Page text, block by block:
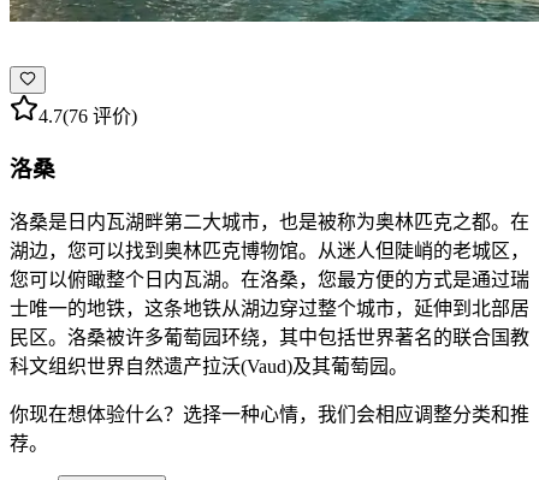
4.7(76 评价)
洛桑
洛桑是日内瓦湖畔第二大城市，也是被称为奥林匹克之都。在
湖边，您可以找到奥林匹克博物馆。从迷人但陡峭的老城区，
您可以俯瞰整个日内瓦湖。在洛桑，您最方便的方式是通过瑞
士唯一的地铁，这条地铁从湖边穿过整个城市，延伸到北部居
民区。洛桑被许多葡萄园环绕，其中包括世界著名的联合国教
科文组织世界自然遗产拉沃(Vaud)及其葡萄园。
你现在想体验什么？选择一种心情，我们会相应调整分类和推
荐。